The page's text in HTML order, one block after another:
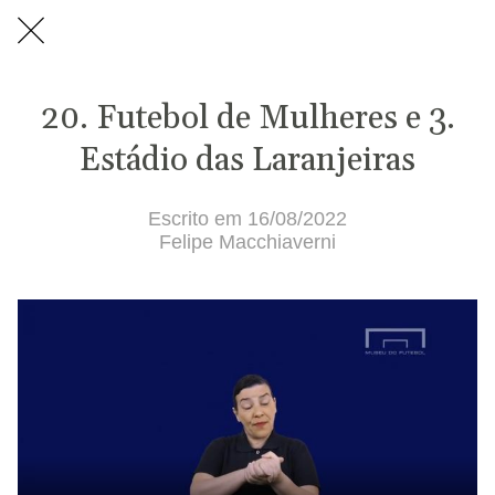
20. Futebol de Mulheres e 3.
Estádio das Laranjeiras
Escrito em 16/08/2022
Felipe Macchiaverni